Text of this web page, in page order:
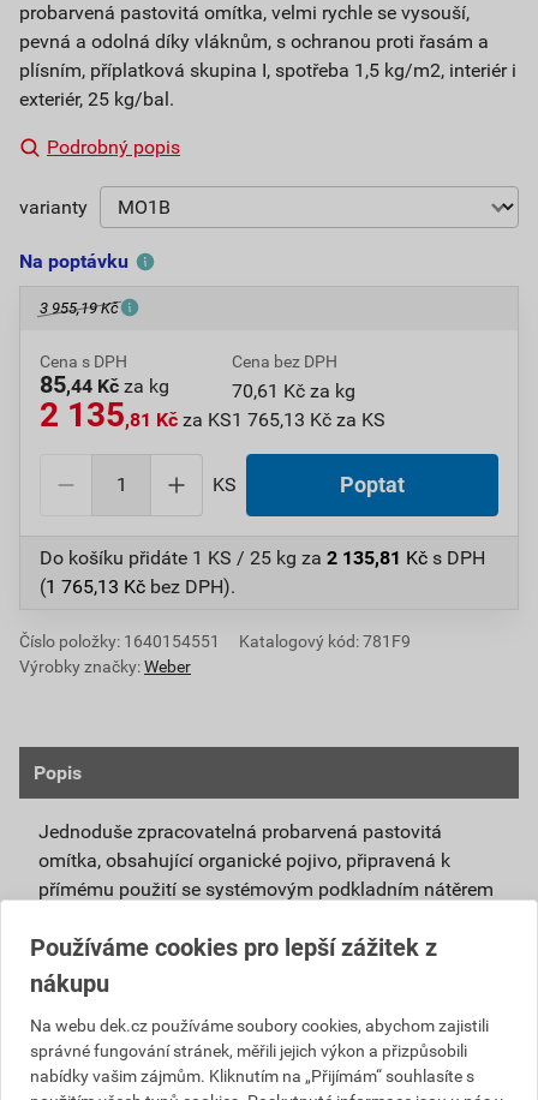
probarvená pastovitá omítka, velmi rychle se vysouší,
pevná a odolná díky vláknům, s ochranou proti řasám a
plísním, příplatková skupina I, spotřeba 1,5 kg/m2, interiér i
exteriér, 25 kg/bal.
Podrobný popis
varianty
Na poptávku
3 955,19 Kč
Cena s DPH
85,44 Kč za kg
2 135,81 Kč za KS
Cena bez DPH
70,61 Kč za kg
1 765,13 Kč za KS
KS Poptat
Do košíku přidáte 1 KS / 25 kg za 2 135,81 Kč s DPH
(1 765,13 Kč bez DPH).
Číslo položky: 1640154551
Katalogový kód: 781F9
Výrobky značky:Weber
Popis
Jednoduše zpracovatelná probarvená pastovitá
omítka, obsahující organické pojivo, připravená k
přímému použití se systémovým podkladním nátěrem
Vlivem ochlazování vnějšího souvrství
zateplovacích systémů v nočních hodinách,
dochází ke kondenzaci vody na povrchu, která
vytváří živnou půdu pro růst nevzhledných řas.
Povrch omítky weberpas aquaBalance dokáže
Používáme cookies pro lepší zážitek z
nákupu
Na webu dek.cz používáme soubory cookies, abychom zajistili
správné fungování stránek, měřili jejich výkon a přizpůsobili
nabídky vašim zájmům. Kliknutím na „Přijímám“ souhlasíte s